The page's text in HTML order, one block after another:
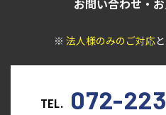
お問い合わせ・
※ 法人様のみのご対応
TEL. 072-